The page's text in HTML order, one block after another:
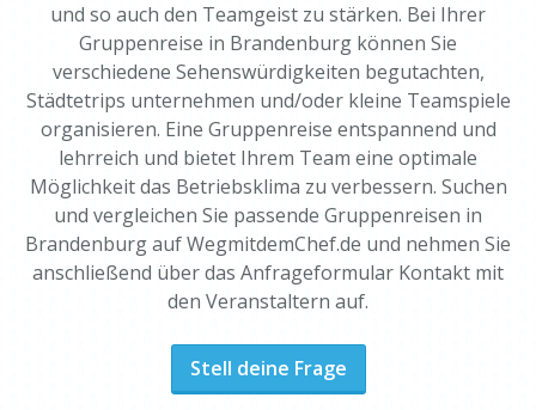
und so auch den Teamgeist zu stärken. Bei Ihrer
Gruppenreise in Brandenburg können Sie
verschiedene Sehenswürdigkeiten begutachten,
Städtetrips unternehmen und/oder kleine Teamspiele
organisieren. Eine Gruppenreise entspannend und
lehrreich und bietet Ihrem Team eine optimale
Möglichkeit das Betriebsklima zu verbessern. Suchen
und vergleichen Sie passende Gruppenreisen in
Brandenburg auf WegmitdemChef.de und nehmen Sie
anschließend über das Anfrageformular Kontakt mit
den Veranstaltern auf.
Stell deine Frage